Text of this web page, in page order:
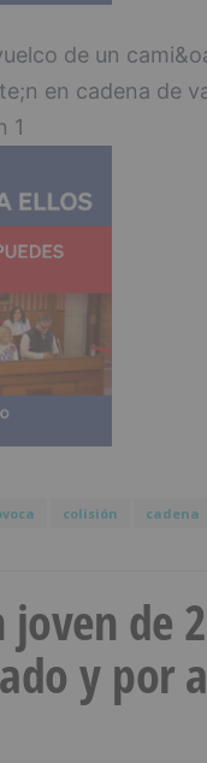
colisión cadena
joven de
y por